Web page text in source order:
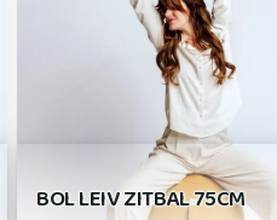
BOL LEIV ZITBAL 75CM